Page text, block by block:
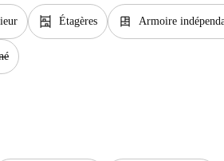
shelves Étagères dresser Armoire